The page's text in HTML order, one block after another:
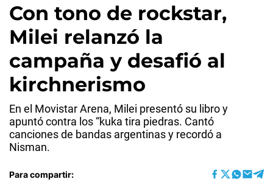
Con tono de rockstar,
Milei relanzó la
campaña y desafió al
kirchnerismo
En el Movistar Arena, Milei presentó su libro y
apuntó contra los “kuka tira piedras. Cantó
canciones de bandas argentinas y recordó a
Nisman.
Para compartir: